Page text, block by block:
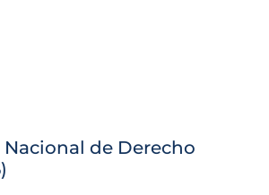
Nacional de Derecho